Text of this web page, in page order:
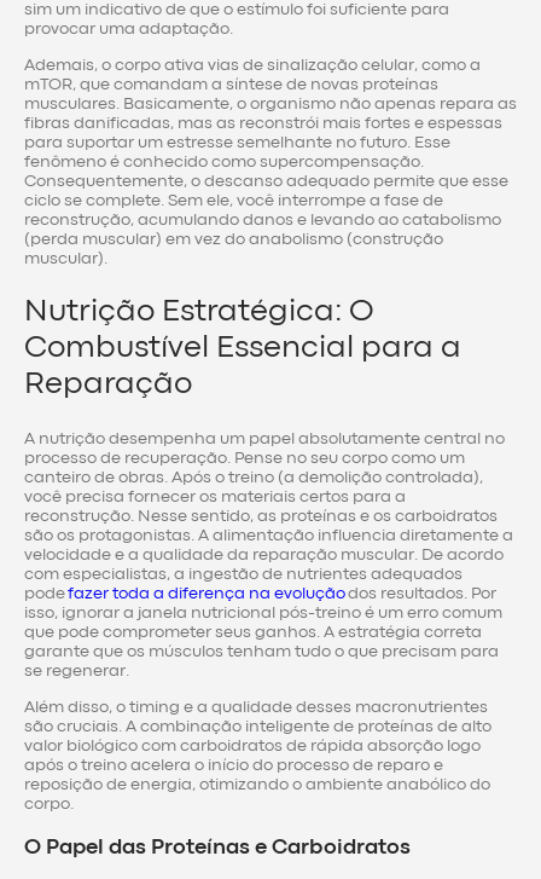
sim um indicativo de que o estímulo foi suficiente para
provocar uma adaptação.
Ademais, o corpo ativa vias de sinalização celular, como a
mTOR, que comandam a síntese de novas proteínas
musculares. Basicamente, o organismo não apenas repara as
fibras danificadas, mas as reconstrói mais fortes e espessas
para suportar um estresse semelhante no futuro. Esse
fenômeno é conhecido como supercompensação.
Consequentemente, o descanso adequado permite que esse
ciclo se complete. Sem ele, você interrompe a fase de
reconstrução, acumulando danos e levando ao catabolismo
(perda muscular) em vez do anabolismo (construção
muscular).
Nutrição Estratégica: O
Combustível Essencial para a
Reparação
A nutrição desempenha um papel absolutamente central no
processo de recuperação. Pense no seu corpo como um
canteiro de obras. Após o treino (a demolição controlada),
você precisa fornecer os materiais certos para a
reconstrução. Nesse sentido, as proteínas e os carboidratos
são os protagonistas. A alimentação influencia diretamente a
velocidade e a qualidade da reparação muscular. De acordo
com especialistas, a ingestão de nutrientes adequados
podefazer toda a diferença na evoluçãodos resultados. Por
isso, ignorar a janela nutricional pós-treino é um erro comum
que pode comprometer seus ganhos. A estratégia correta
garante que os músculos tenham tudo o que precisam para
se regenerar.
Além disso, o timing e a qualidade desses macronutrientes
são cruciais. A combinação inteligente de proteínas de alto
valor biológico com carboidratos de rápida absorção logo
após o treino acelera o início do processo de reparo e
reposição de energia, otimizando o ambiente anabólico do
corpo.
O Papel das Proteínas e Carboidratos